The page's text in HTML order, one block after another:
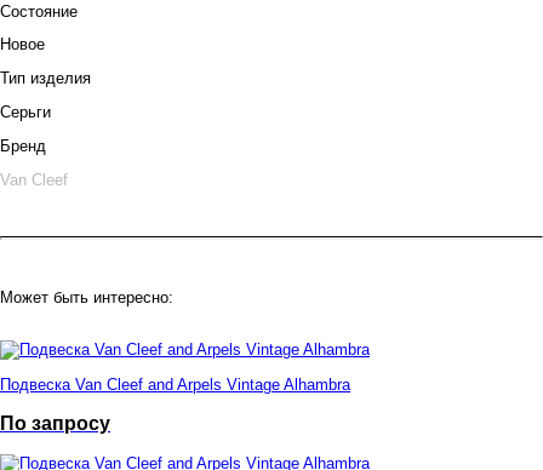
Состояние
Новое
Тип изделия
Серьги
Бренд
Van Cleef
Может быть интересно:
Подвеска Van Cleef and Arpels Vintage Alhambra
По запросу